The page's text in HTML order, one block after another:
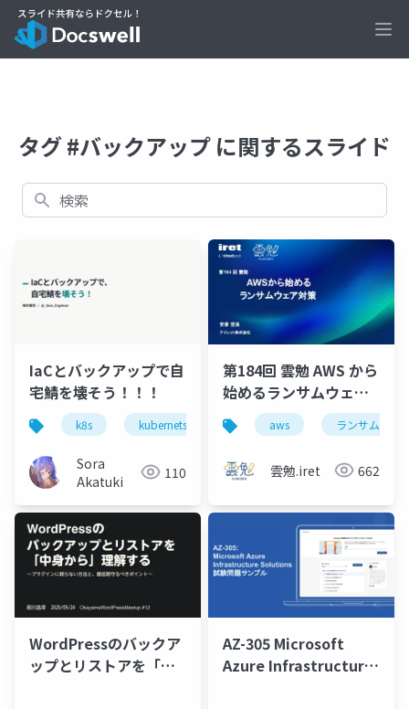
タグ #バックアップ に関するスライド
検索
IaCとバックアップで自
宅鯖を壊そう！！！
k8s kubernets iac バックアップ
Sora
Akatuki
110
第184回 雲勉 AWS から
始めるランサムウェア
対策
aws ランサムウェ
雲勉.iret 662
WordPressのバックア
ップとリストアを「中
AZ-305 Microsoft
Azure Infrastructure